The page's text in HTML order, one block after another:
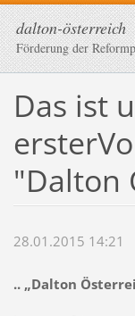
dalton-österreich
Förderung der
Das ist
"Dalton
28.01.2015 14:21
.. „Dalton